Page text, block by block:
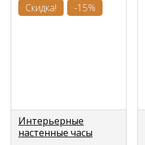
Скидка! -15%
Интерьерные
настенные часы